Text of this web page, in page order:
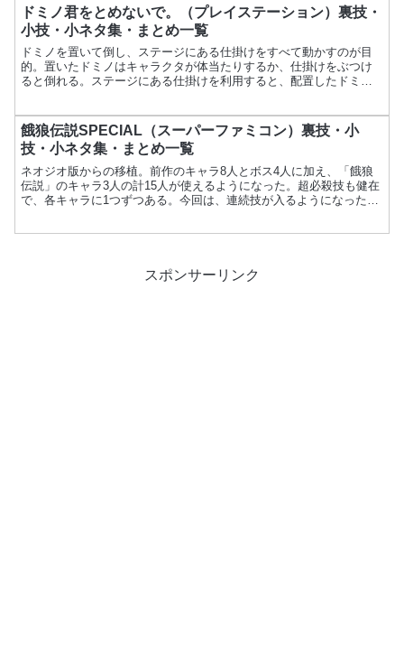
ドミノ君をとめないで。（プレイステーション）裏技・
小技・小ネタ集・まとめ一覧
ドミノを置いて倒し、ステージにある仕掛けをすべて動かすのが目
的。置いたドミノはキャラクタが体当たりするか、仕掛けをぶつけ
ると倒れる。ステージにある仕掛けを利用すると、配置したドミノ
餓狼伝説SPECIAL（スーパーファミコン）裏技・小
技・小ネタ集・まとめ一覧
ネオジオ版からの移植。前作のキャラ8人とボス4人に加え、「餓狼
伝説」のキャラ3人の計15人が使えるようになった。超必殺技も健在
で、各キャラに1つずつある。今回は、連続技が入るようになった。
スポンサーリンク